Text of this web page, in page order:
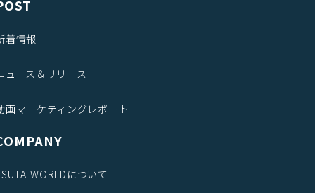
着情報
ュース＆リリース
画マーケティングレポート
WORLDについて